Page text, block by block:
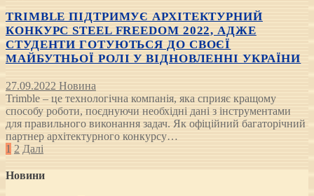
TRIMBLE ПІДТРИМУЄ АРХІТЕКТУРНИЙ
КОНКУРС STEEL FREEDOM 2022, АДЖЕ
СТУДЕНТИ ГОТУЮТЬСЯ ДО СВОЄЇ
МАЙБУТНЬОЇ РОЛІ У ВІДНОВЛЕННІ УКРАЇНИ
27.09.2022 Новина
Trimble – це технологічна компанія, яка сприяє кращому
способу роботи, поєднуючи необхідні дані з інструментами
для правильного виконання задач. Як офіційний багаторічний
партнер архітектурного конкурсу…
Posts
pagination
1 2 Далі
Новини